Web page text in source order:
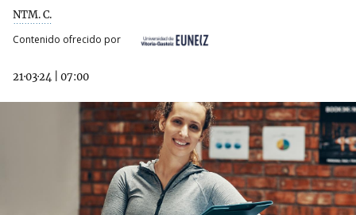
NTM. C.
Contenido ofrecido por
21·03·24 07:00